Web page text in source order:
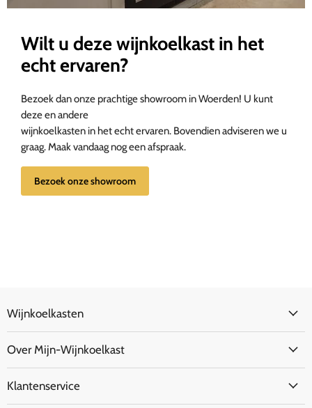
Wilt u deze wijnkoelkast in het
echt ervaren?
Bezoek dan onze prachtige showroom in Woerden! U kunt
deze en andere
wijnkoelkasten in het echt ervaren. Bovendien adviseren we u
graag. Maak vandaag nog een afspraak.
Bezoek onze showroom
Wijnkoelkasten
Over Mijn-Wijnkoelkast
Klantenservice